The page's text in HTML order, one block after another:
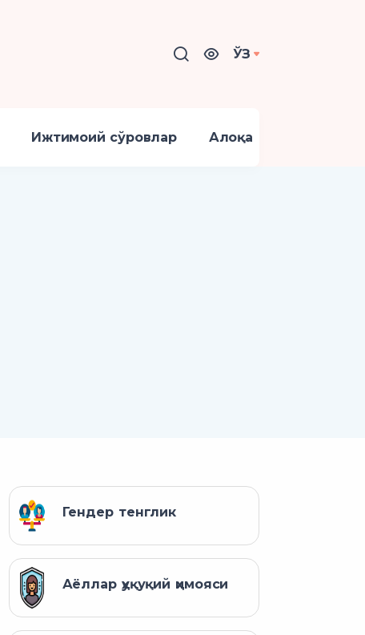
ЎЗ
Ижтимоий сўровлар Алоқа
Гендер тенглик
Аёллар ҳуқуқий ҳимояси